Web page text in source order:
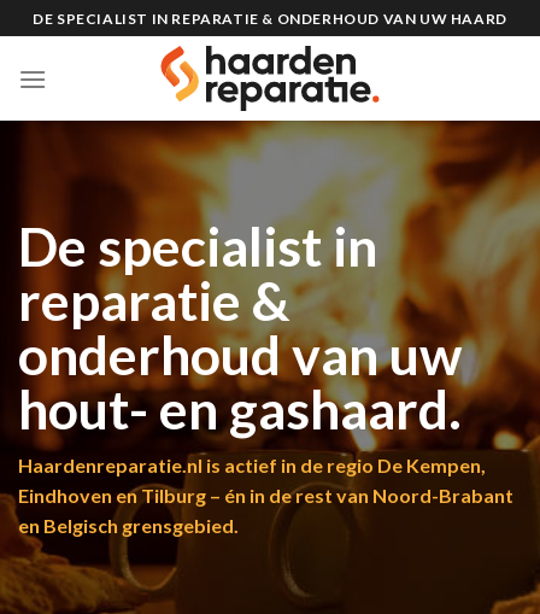
Skip
to
content
DE SPECIALIST IN REPARATIE & ONDERHOUD VAN UW HAARD
De specialist in
reparatie &
onderhoud van uw
hout- en gashaard.
Haardenreparatie.nl is actief in de regio De Kempen,
Eindhoven en Tilburg – én in de rest van Noord-Brabant
en Belgisch grensgebied.